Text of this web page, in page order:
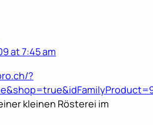
at 7:45 am
?
kleinen Rösterei im